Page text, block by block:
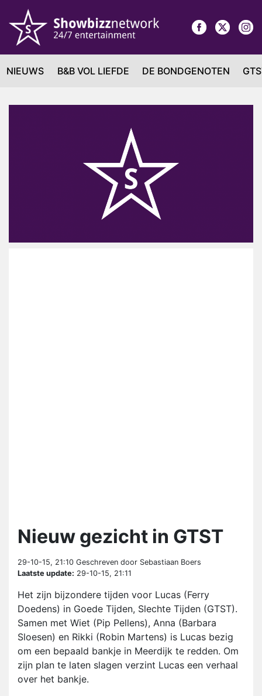
NIEUWS B&B VOL LIEFDE DE BONDGENOTEN
Nieuw gezicht in GTST
29-10-15, 21:10 Geschreven door Sebastiaan Boers
Laatste update: 29-10-15, 21:11
Het zijn bijzondere tijden voor Lucas (Ferry
Doedens) in Goede Tijden, Slechte Tijden (GTST).
Samen met Wiet (Pip Pellens), Anna (Barbara
Sloesen) en Rikki (Robin Martens) is Lucas bezig
om een bepaald bankje in Meerdijk te redden. Om
zijn plan te laten slagen verzint Lucas een verhaal
over het bankje.